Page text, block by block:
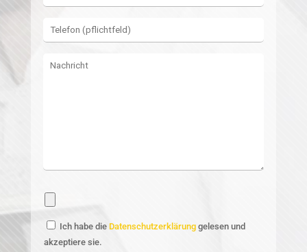
Ich habe die Datenschutzerklärunggelesen und
akzeptiere sie.